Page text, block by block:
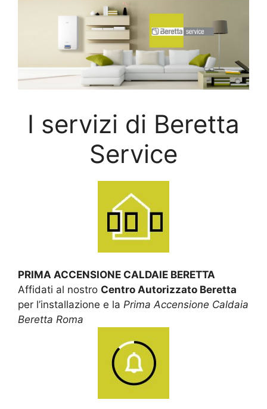
I servizi di Beretta
Service
PRIMA ACCENSIONE CALDAIE BERETTA
Affidati al nostro Centro Autorizzato Beretta
per l’installazione e la Prima Accensione Caldaia
Beretta Roma